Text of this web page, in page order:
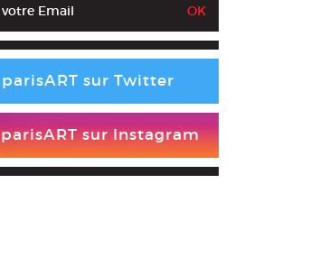
parisART sur Twitter
parisART sur Instagram